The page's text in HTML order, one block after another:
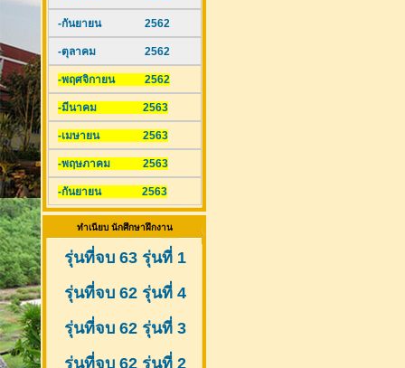
-กันยายน 2562
-ตุลาคม 2562
-พฤศจิกายน 2562
-มีนาคม 2563
-เมษายน 2563
-พฤษภาคม 2563
-กันยายน 2563
ทำเนียบ นักศึกษาฝึกงาน
รุ่นที่จบ 63 รุ่นที่ 1
รุ่นที่จบ 62 รุ่นที่ 4
รุ่นที่จบ 62 รุ่นที่ 3
รุ่นที่จบ 62 รุ่นที่ 2